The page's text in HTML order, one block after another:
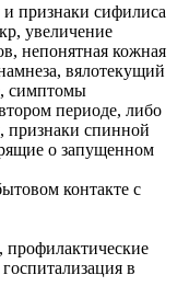
признаки сифилиса
увеличение
непонятная кожная
вялотекущий
симптомы
периоде, либо
признаки спинной
о запущенном
контакте с
в